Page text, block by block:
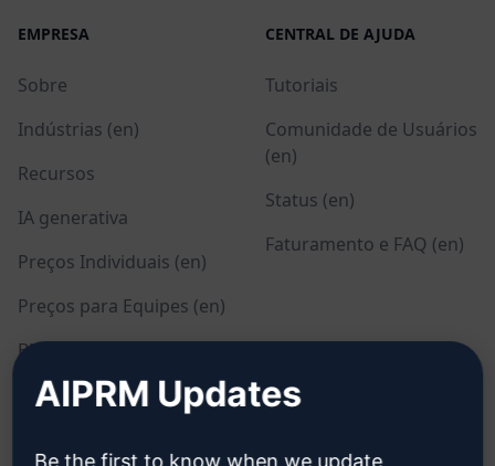
EMPRESA
Sobre
Indústrias (en)
Recursos
IA generativa
Preços Individuais (en)
Preços para Equipes (en)
Blog (en)
CENTRAL DE AJUDA
Tutoriais
Comunidade de Usuários
(en)
Status (en)
Faturamento e FAQ (en)
AIPRM Updates
Be the first to know when we update